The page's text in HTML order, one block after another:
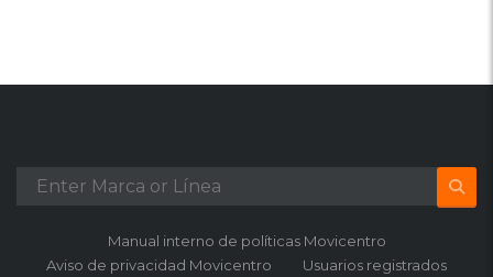
Manual interno de políticas Movicentro
Aviso de privacidad Movicentro
Usuarios registrados